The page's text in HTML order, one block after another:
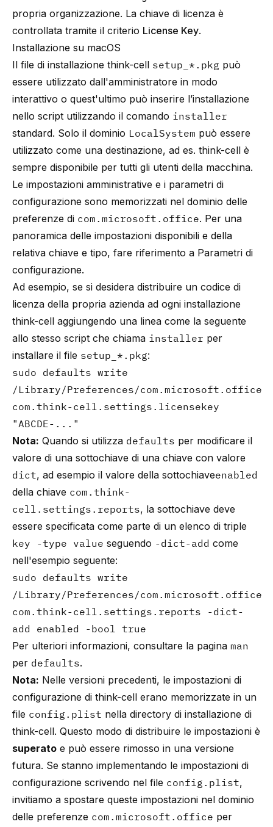
propria organizzazione. La chiave di licenza è
controllata tramite il criterio License Key.
Installazione su macOS
Il file di installazione think-cell setup_*.pkg può
essere utilizzato dall'amministratore in modo
interattivo o quest'ultimo può inserire l’installazione
nello script utilizzando il comando installer
standard. Solo il dominio LocalSystem può essere
utilizzato come una destinazione, ad es. think-cell è
sempre disponibile per tutti gli utenti della macchina.
Le impostazioni amministrative e i parametri di
configurazione sono memorizzati nel dominio delle
preferenze di com.microsoft.office. Per una
panoramica delle impostazioni disponibili e della
relativa chiave e tipo, fare riferimento a Parametri di
configurazione.
Ad esempio, se si desidera distribuire un codice di
licenza della propria azienda ad ogni installazione
think-cell aggiungendo una linea come la seguente
allo stesso script che chiama installer per
installare il file setup_*.pkg:
sudo defaults write
/Library/Preferences/com.microsoft.office
com.think-cell.settings.licensekey
"ABCDE-..."
Nota: Quando si utilizza defaults per modificare il
valore di una sottochiave di una chiave con valore
dict, ad esempio il valore della sottochiaveenabled
della chiave com.think-
cell.settings.reports, la sottochiave deve
essere specificata come parte di un elenco di triple
key -type value seguendo -dict-add come
nell'esempio seguente:
sudo defaults write
/Library/Preferences/com.microsoft.office
com.think-cell.settings.reports -dict-
add enabled -bool true
Per ulteriori informazioni, consultare la pagina man
per defaults.
Nota: Nelle versioni precedenti, le impostazioni di
configurazione di think-cell erano memorizzate in un
file config.plist nella directory di installazione di
think-cell. Questo modo di distribuire le impostazioni è
superato e può essere rimosso in una versione
futura. Se stanno implementando le impostazioni di
configurazione scrivendo nel file config.plist,
invitiamo a spostare queste impostazioni nel dominio
delle preferenze com.microsoft.office per